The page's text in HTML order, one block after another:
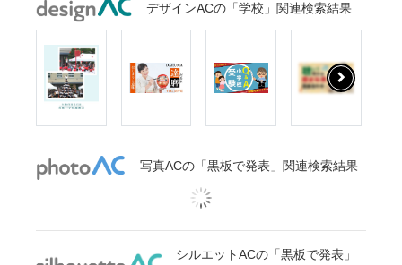
デザインACの「学校」関連検索結果
写真ACの「黒板で発表」関連検索結果
シルエットACの「黒板で発表」